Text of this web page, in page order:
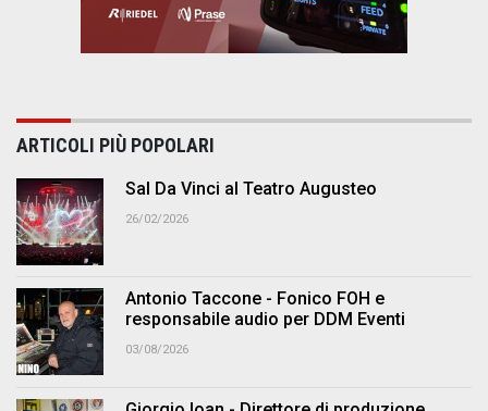
ARTICOLI PIÙ POPOLARI
Sal Da Vinci al Teatro Augusteo
26/02/2026
Antonio Taccone - Fonico FOH e
responsabile audio per DDM Eventi
03/08/2026